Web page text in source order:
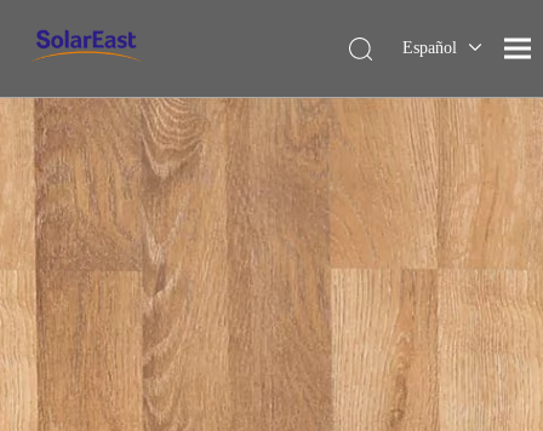
Español
Français
Deutsch
Italiano
Nederlands